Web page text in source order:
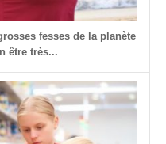
fesses de la planète
être très...